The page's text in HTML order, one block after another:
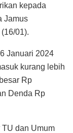
kepada
Jamus
01).
Januari 2024
kurang lebih
Rp
Denda Rp
dan Umum